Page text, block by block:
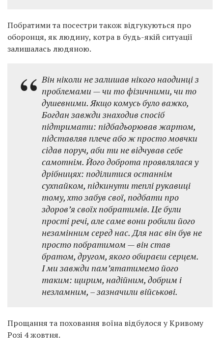
Побратими та посестри також відгукуються про
оборонця, як людину, котра в будь-якій ситуації
залишалась людяною.
Він ніколи не залишав нікого наодинці з
проблемами — чи то фізичними, чи то
душевними. Якщо комусь було важко,
Богдан завжди знаходив спосіб
підтримати: підбадьорював жартом,
підставляв плече або ж просто мовчки
сідав поруч, аби ти не відчував себе
самотнім. Його доброта проявлялася у
дрібницях: поділитися останнім
сухпайком, підкинути теплі рукавиці
тому, хто забув свої, подбати про
здоров’я своїх побратимів. Це були
прості речі, але саме вони робили його
незамінним серед нас. Для нас він був не
просто побратимом — він став
братом, другом, якого обираєш серцем.
І ми завжди пам’ятатимемо його
таким: щирим, надійним, добрим і
незламним, – зазначили військові.
Прощання та поховання воїна відбулося у Кривому
Розі 4 жовтня.